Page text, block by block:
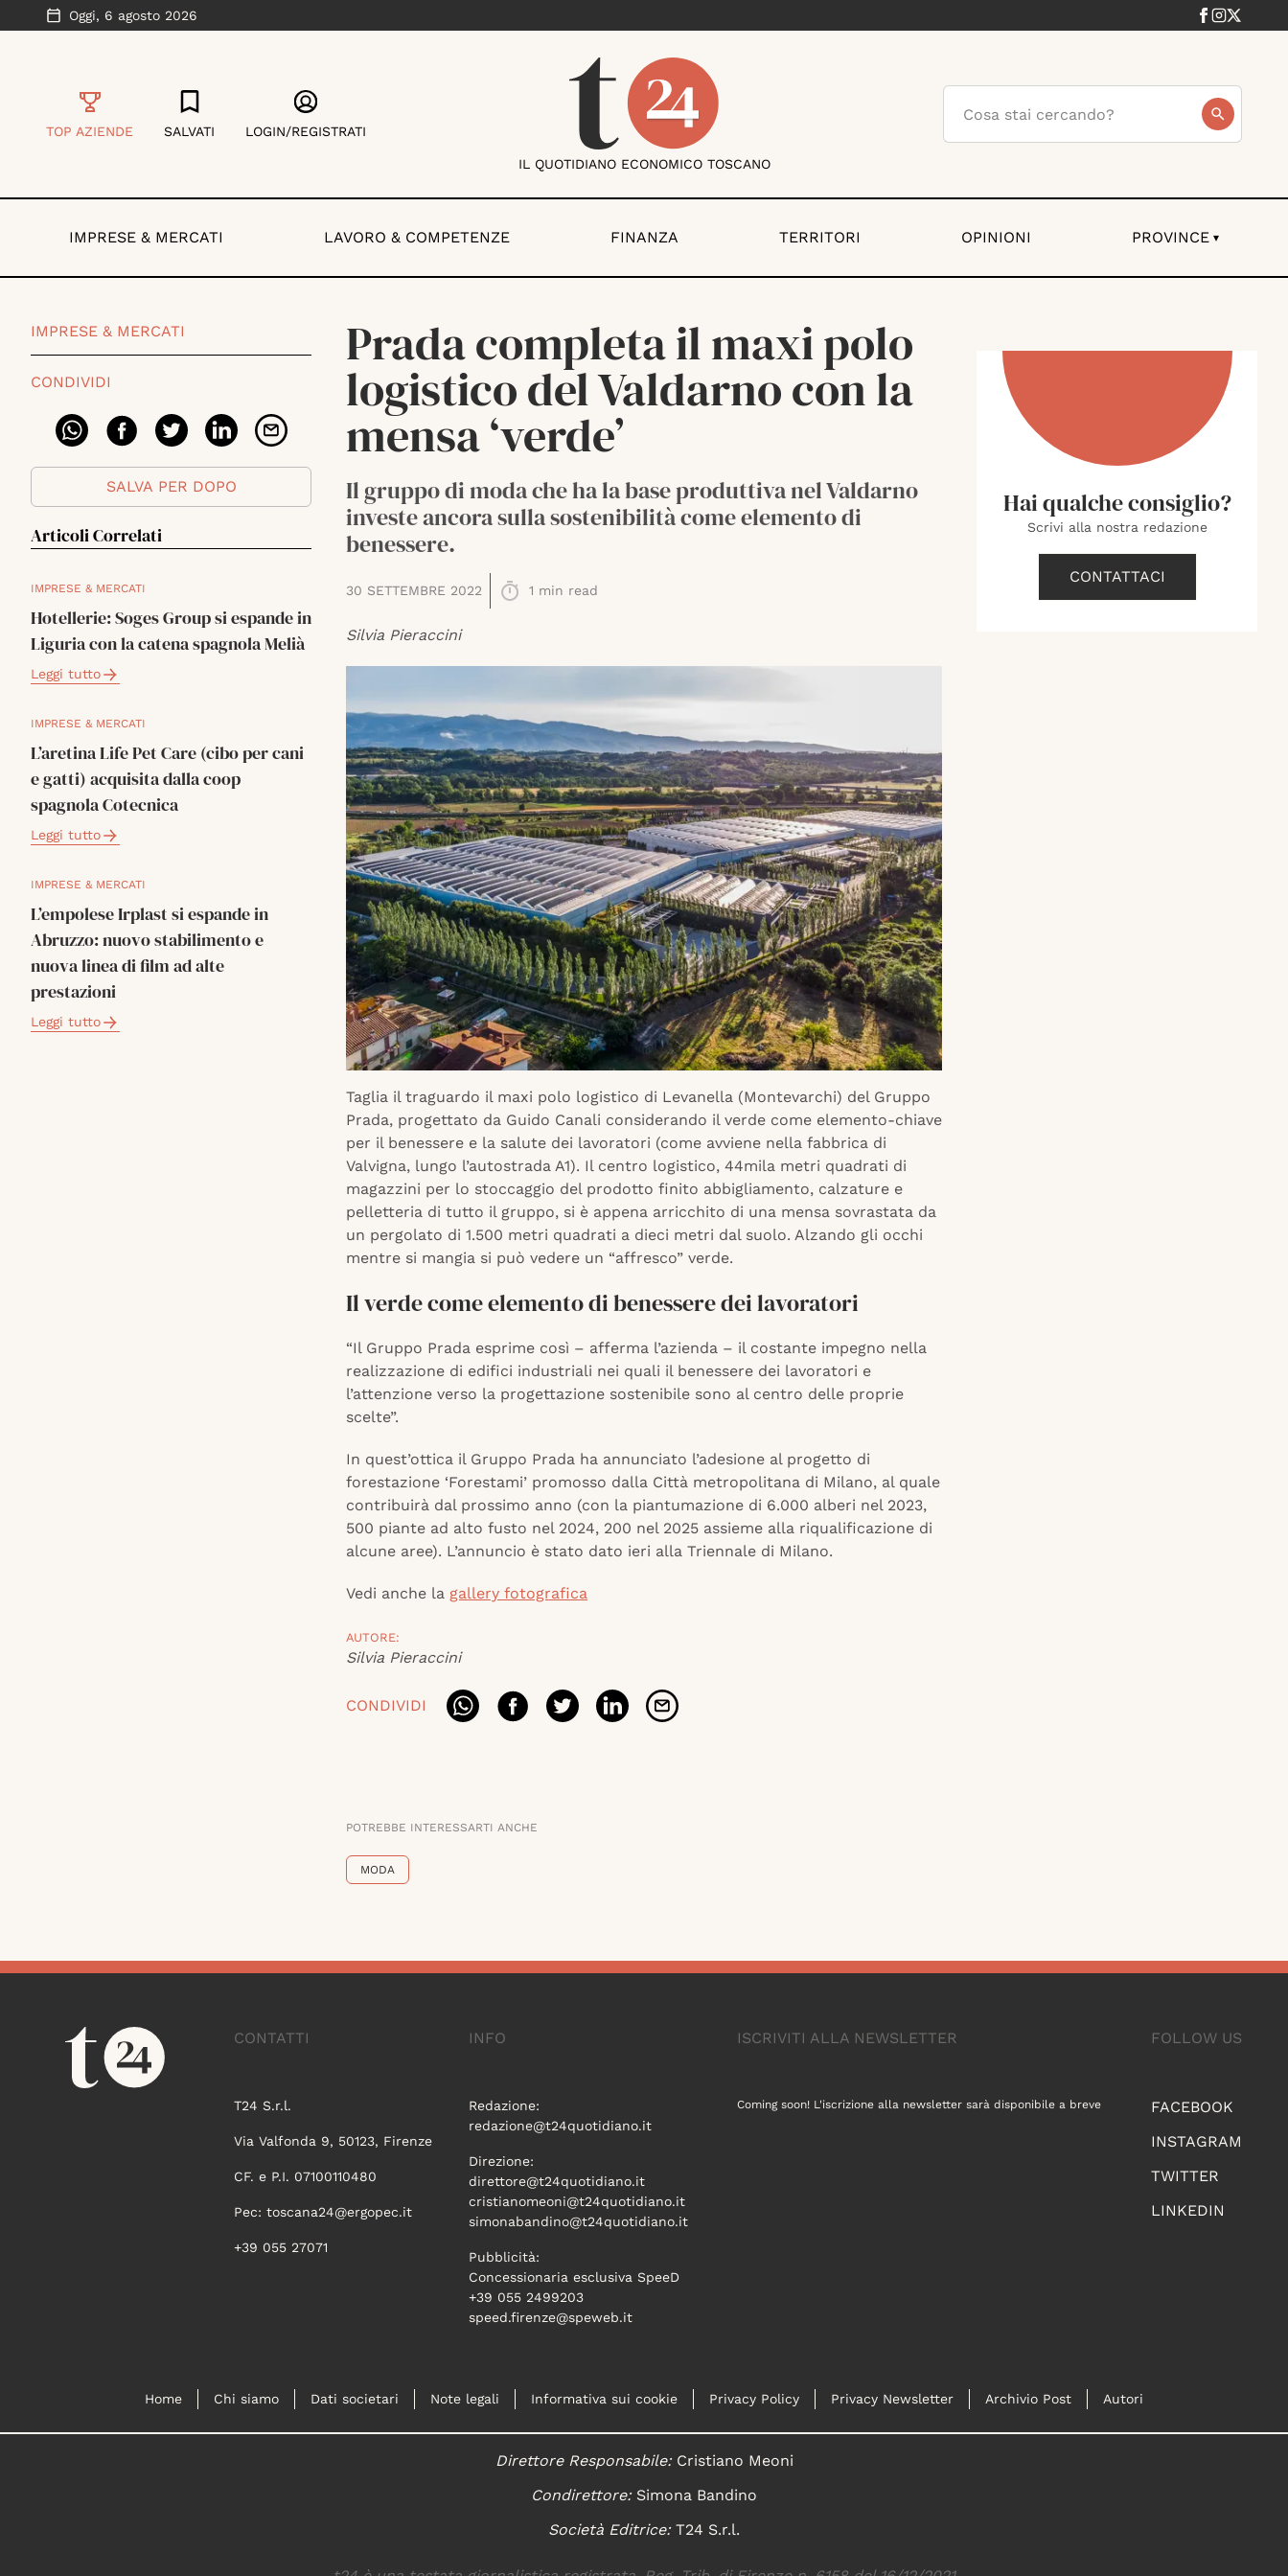
Oggi, 6 agosto 2026
TOP AZIENDE SALVATI LOGIN/REGISTRATI
IL QUOTIDIANO ECONOMICO TOSCANO
IMPRESE & MERCATI LAVORO & COMPETENZE FINANZA TERRITORI OPINIONI PROVINCE ▾
IMPRESE & MERCATI
CONDIVIDI
SALVA PER DOPO
Articoli Correlati
IMPRESE & MERCATI
Hotellerie: Soges Group si espande in
Liguria con la catena spagnola Melià
Leggi tutto
IMPRESE & MERCATI
L’aretina Life Pet Care (cibo per cani
e gatti) acquisita dalla coop
spagnola Cotecnica
Leggi tutto
IMPRESE & MERCATI
L’empolese Irplast si espande in
Abruzzo: nuovo stabilimento e
nuova linea di film ad alte
prestazioni
Leggi tutto
Prada completa il maxi polo
logistico del Valdarno con la
mensa ‘verde’
Il gruppo di moda che ha la base produttiva nel Valdarno
investe ancora sulla sostenibilità come elemento di
benessere.
30 SETTEMBRE 2022 1 min read
Silvia Pieraccini
Taglia il traguardo il maxi polo logistico di Levanella (Montevarchi) del Gruppo
Prada, progettato da Guido Canali considerando il verde come elemento-chiave
per il benessere e la salute dei lavoratori (come avviene nella fabbrica di
Valvigna, lungo l’autostrada A1). Il centro logistico, 44mila metri quadrati di
magazzini per lo stoccaggio del prodotto finito abbigliamento, calzature e
pelletteria di tutto il gruppo, si è appena arricchito di una mensa sovrastata da
un pergolato di 1.500 metri quadrati a dieci metri dal suolo. Alzando gli occhi
mentre si mangia si può vedere un “affresco” verde.
Il verde come elemento di benessere dei lavoratori
“Il Gruppo Prada esprime così – afferma l’azienda – il costante impegno nella
realizzazione di edifici industriali nei quali il benessere dei lavoratori e
l’attenzione verso la progettazione sostenibile sono al centro delle proprie
scelte”.
In quest’ottica il Gruppo Prada ha annunciato l’adesione al progetto di
forestazione ‘Forestami’ promosso dalla Città metropolitana di Milano, al quale
contribuirà dal prossimo anno (con la piantumazione di 6.000 alberi nel 2023,
500 piante ad alto fusto nel 2024, 200 nel 2025 assieme alla riqualificazione di
alcune aree). L’annuncio è stato dato ieri alla Triennale di Milano.
Vedi anche la gallery fotografica
AUTORE:
Silvia Pieraccini
CONDIVIDI
POTREBBE INTERESSARTI ANCHE
MODA
Hai qualche consiglio?
Scrivi alla nostra redazione
CONTATTACI
CONTATTI
T24 S.r.l.
Via Valfonda 9, 50123, Firenze
CF. e P.I. 07100110480
Pec: toscana24@ergopec.it
+39 055 27071
INFO
Redazione:
redazione@t24quotidiano.it
Direzione:
direttore@t24quotidiano.it
cristianomeoni@t24quotidiano.it
simonabandino@t24quotidiano.it
Pubblicità:
Concessionaria esclusiva SpeeD
+39 055 2499203
speed.firenze@speweb.it
FOLLOW US
FACEBOOK
INSTAGRAM
TWITTER
LINKEDIN
ISCRIVITI ALLA NEWSLETTER
Coming soon! L'iscrizione alla newsletter sarà disponibile a breve
Home Chi siamo Dati societari Note legali Informativa sui cookie Privacy Policy Privacy Newsletter Archivio Post Autori
Direttore Responsabile:Cristiano Meoni
Condirettore:Simona Bandino
Società Editrice:T24 S.r.l.